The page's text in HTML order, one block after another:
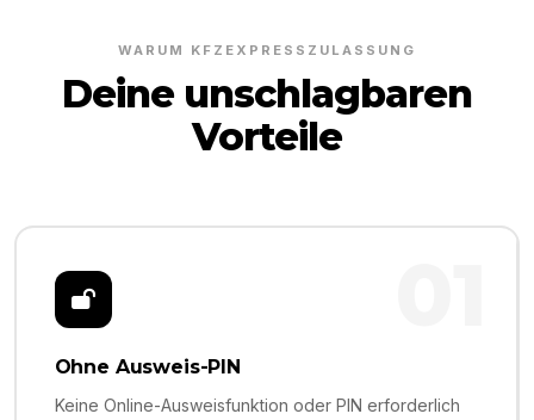
WARUM KFZEXPRESSZULASSUNG
Deine unschlagbaren
Vorteile
Ohne Ausweis-PIN
Keine Online-Ausweisfunktion oder PIN erforderlich